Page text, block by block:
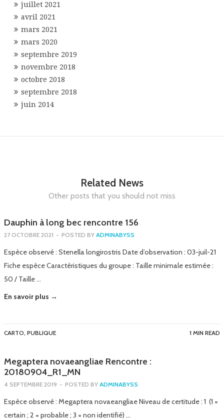
juillet 2021
avril 2021
mars 2021
mars 2020
septembre 2019
novembre 2018
octobre 2018
septembre 2018
juin 2014
Related News
Other posts that you should not miss
Dauphin à long bec rencontre 156
27 OCTOBRE 2021 - POSTED BY ADMINABYSS
Espèce observé : Stenella longirostris Date d’observation : 03-juil-21
Fiche espèce Caractéristiques du groupe : Taille minimale estimée :
50 / Taille …
En savoir plus →
CARTO, PUBLIQUE 1 MIN READ
Megaptera novaeangliae Rencontre :
20180904_R1_MN
4 SEPTEMBRE 2019 - POSTED BY ADMINABYSS
Espèce observé : Megaptera novaeangliae Niveau de certitude : 1 (1 =
certain ; 2 = probable ; 3 = non identifié) …